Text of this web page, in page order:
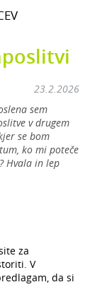
23.2.2026
sem
v drugem
se bom
ko mi poteče
Hvala in lep
za
V
da si